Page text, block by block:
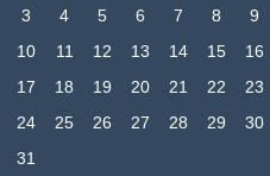
3
4 5 6 7 8
9
10
11 12 13 14 15
16
17
18 19 20 21 22
23
24
25 26 27 28 29
30
31